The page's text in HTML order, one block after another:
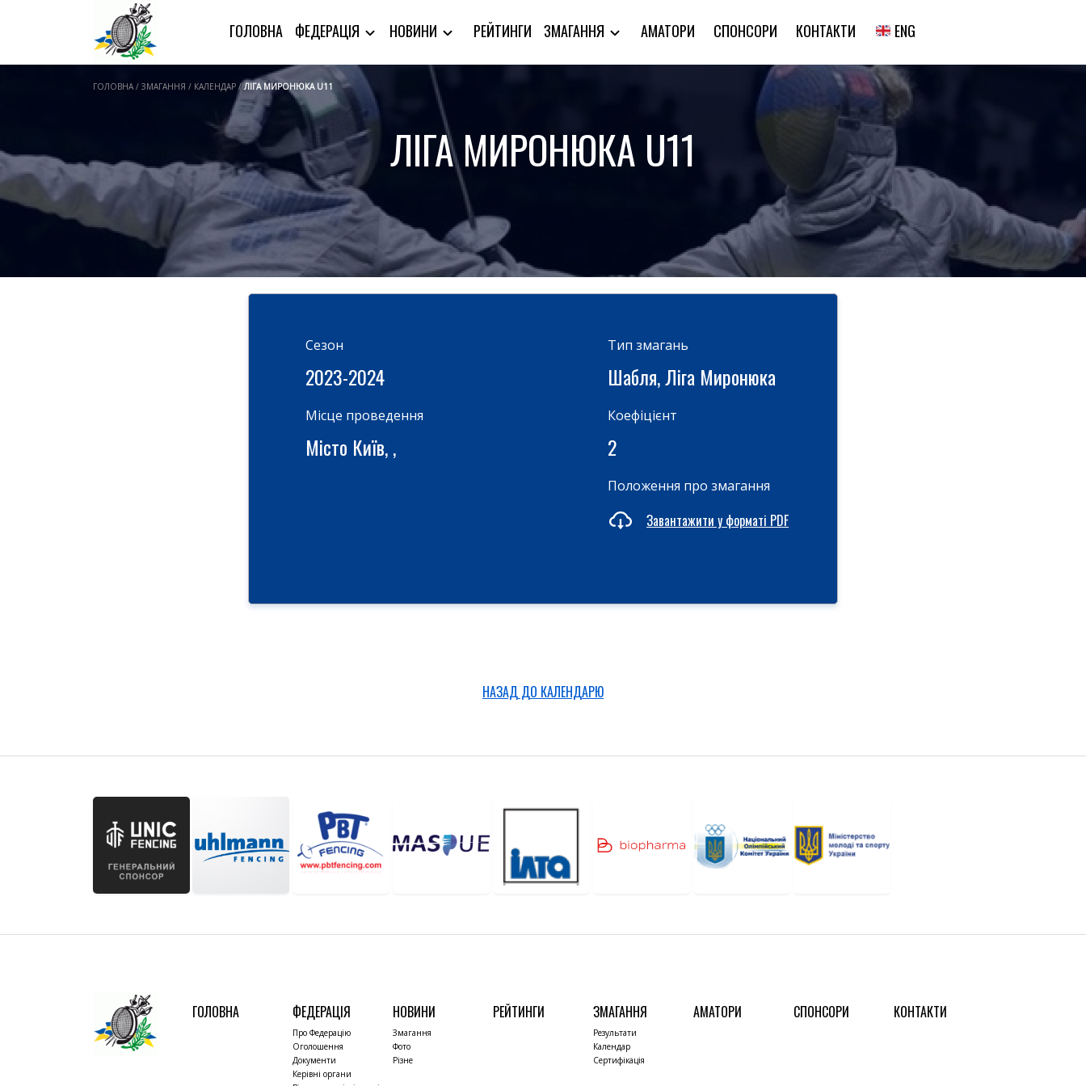
ГОЛОВНА ФЕДЕРАЦІЯ НОВИНИ РЕЙТИНГИ ЗМАГАННЯ АМАТОРИ СПОНСОРИ КОНТАКТИ ENG
ГОЛОВНА / ЗМАГАННЯ / КАЛЕНДАР / ЛІГА МИРОНЮКА U11
ЛІГА МИРОНЮКА U11
Cезон
2023-2024
Місце проведення
Місто Київ, ,
Тип змагань
Шабля, Ліга Миронюка
Коефіцієнт
2
Положення про змагання
Завантажити у форматі PDF
НАЗАД ДО КАЛЕНДАРЮ
ГОЛОВНА ФЕДЕРАЦІЯ
Про Федерацію
Оголошення
Документи
Керівні органи
НОВИНИ
Змагання
Фото
Різне
РЕЙТИНГИ ЗМАГАННЯ
Результати
Календар
Сертифікація
АМАТОРИ СПОНСОРИ КОНТАКТИ